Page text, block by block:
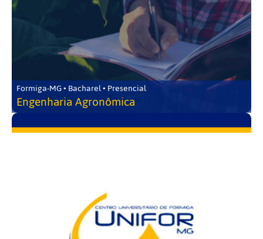
Formiga-MG • Bacharel • Presencial
Engenharia Agronômica